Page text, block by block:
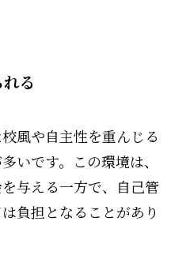
る
風や自主性を重んじる
いです。この環境は、
与える一方で、自己管
負担となることがあり